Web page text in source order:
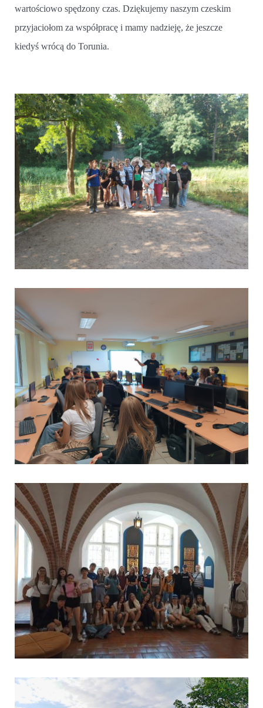
wartościowo spędzony czas. Dziękujemy naszym czeskim
przyjaciołom za współpracę i mamy nadzieję, że jeszcze
kiedyś wrócą do Torunia.